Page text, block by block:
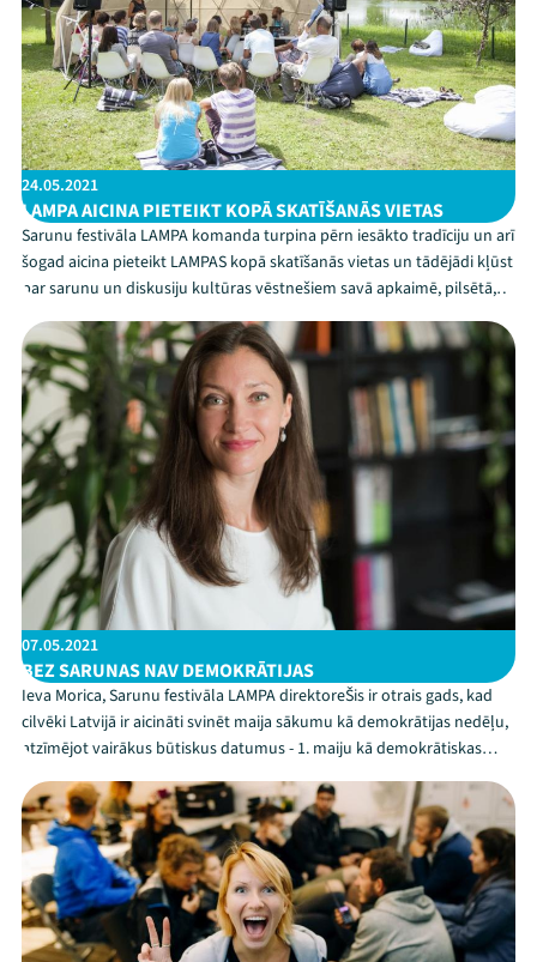
24.05.2021
LAMPA AICINA PIETEIKT KOPĀ SKATĪŠANĀS VIETAS
Sarunu festivāla LAMPA komanda turpina pērn iesākto tradīciju un arī
šogad aicina pieteikt LAMPAS kopā skatīšanās vietas un tādējādi kļūst
par sarunu un diskusiju kultūras vēstnešiem savā apkaimē, pilsētā,
ciematā vai kopienā. LAMPAS kopā skatīšanās vieta ir ikvienam brīvi
pieejama vieta Latvijā un ...
07.05.2021
BEZ SARUNAS NAV DEMOKRĀTIJAS
Ieva Morica, Sarunu festivāla LAMPA direktoreŠis ir otrais gads, kad
cilvēki Latvijā ir aicināti svinēt maija sākumu kā demokrātijas nedēļu,
atzīmējot vairākus būtiskus datumus - 1. maiju kā demokrātiskas
atjaunošanu un 9. maiju kā mūs...